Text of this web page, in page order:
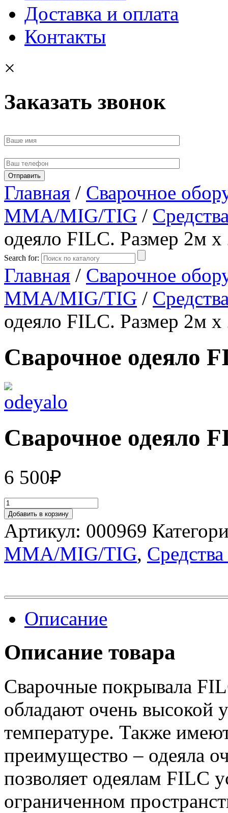
Доставка и оплата
Контакты
×
Заказать звонок
Главная / Сварочное
MMA/MIG/TIG /
одеяло FILC. Размер 2м
Search for:
Главная / Сварочное
MMA/MIG/TIG /
одеяло FILC. Размер 2м
Сварочное одеяло
Сварочное одеяло
6 500₽
Добавить в корзину
Артикул: 000969
MMA/MIG/TIG,
Описание
Описание товара
Сварочные покрывала
обладают очень высокой
температуре. Также
преимущество – одеяла
позволяет одеялам FILC
ограниченном